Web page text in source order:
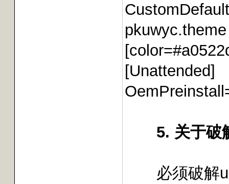
pkuwyc.theme
[Unattended]
5. 关于
必须破解